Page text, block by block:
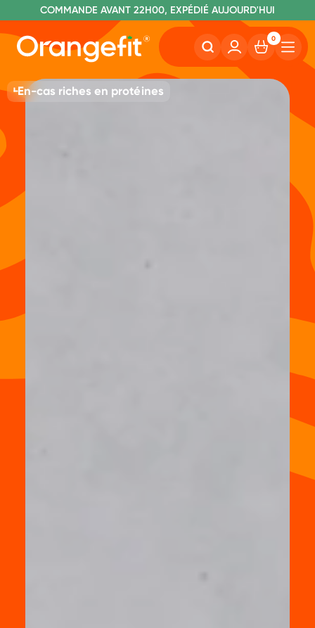
SANS LACTOSE ET SUCRALOSE
COMMANDE AVANT 22H00, EXPÉDIÉ AUJOURD'HUI
LIVRAISON GRATUITE À PARTIR DE 40€
0
En-cas riches en protéines